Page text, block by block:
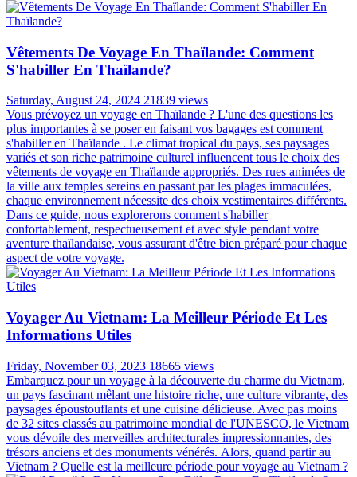
Vêtements De Voyage En Thaïlande: Comment
S'habiller En Thaïlande?
Saturday, August 24, 2024 21839 views
Vous prévoyez un voyage en Thaïlande ? L'une des questions les
plus importantes à se poser en faisant vos bagages est comment
s'habiller en Thaïlande . Le climat tropical du pays, ses paysages
variés et son riche patrimoine culturel influencent tous le choix des
vêtements de voyage en Thaïlande appropriés. Des rues animées de
la ville aux temples sereins en passant par les plages immaculées,
chaque environnement nécessite des choix vestimentaires différents.
Dans ce guide, nous explorerons comment s'habiller
confortablement, respectueusement et avec style pendant votre
aventure thaïlandaise, vous assurant d'être bien préparé pour chaque
aspect de votre voyage.
Voyager Au Vietnam: La Meilleur Période Et Les
Informations Utiles
Friday, November 03, 2023 18665 views
Embarquez pour un voyage à la découverte du charme du Vietnam,
un pays fascinant mêlant une histoire riche, une culture vibrante, des
paysages époustouflants et une cuisine délicieuse. Avec pas moins
de 32 sites classés au patrimoine mondial de l'UNESCO, le Vietnam
vous dévoile des merveilles architecturales impressionnantes, des
trésors anciens et des monuments vénérés. Alors, quand partir au
Vietnam ? Quelle est la meilleure période pour voyage au Vietnam ?